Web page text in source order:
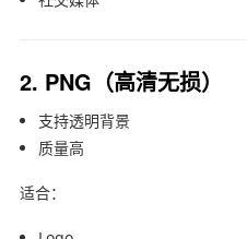
2. PNG（高清无损）
支持透明背景
质量高
适合：